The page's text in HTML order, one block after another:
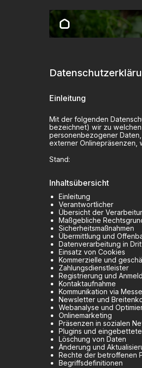
Einleitung
Mit der folgenden
bezeichnet) wir zu
personenbezogener
externer Onlinepräsenzen,
Stand:
Inhaltsübersicht
Einleitung
Verantwortlicher
Übersicht der
Maßgebliche
Sicherheitsmaßnahmen
Übermittlung und
Datenverarbeitung in
Einsatz von Cookies
Kommerzielle und
Zahlungsdienstleister
Registrierung und
Kontaktaufnahme
Kommunikation via
Newsletter und
Webanalyse und
Onlinemarketing
Präsenzen in sozialen
Plugins und
Löschung von Daten
Änderung und
Rechte der betroffenen
Begriffsdefinitionen